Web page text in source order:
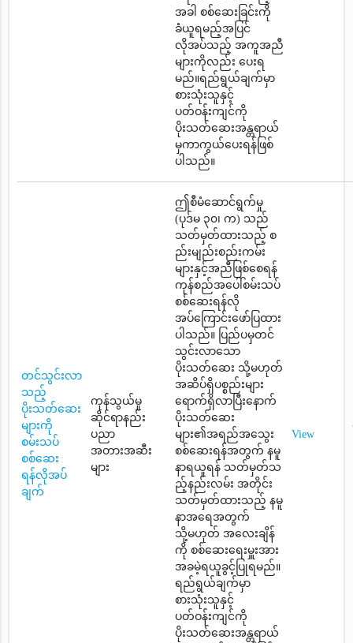
အခါ စစ်ဆေးခြင်းကို
ခံယူရမည့်အပြင်
လိုအပ်သည့် အကူအညီ
များကိုလည်း ပေးရ
မည်။ရည်ရွယ်ချက်မှာ
စားသုံးသူနှင့်
ပတ်ဝန်းကျင်ကို
ပိုးသတ်ဆေးအန္တရာယ်
မှကာကွယ်ပေးရန်ဖြစ်
ပါသည်။
တင်သွင်းလာ
သည့်
ပိုးသတ်ဆေး
များကို
စမ်းသပ်
စစ်ဆေး
ရန်လိုအပ်
ချက်
ကုန်သွယ်မှု
ဆိုင်ရာနည်း
ပညာ
အတားအဆီး
များ
ဤစီမံဆောင်ရွက်မှု
(ပုဒ်မ ၃၀၊ က) သည်
သတ်မှတ်ထားသည့် စ
ည်းမျည်းစည်းကမ်း
များနှင့်အညီဖြစ်စေရန်
ကုန်စည်အပေါ်စမ်းသပ်
စစ်ဆေးရန်လို
အပ်ကြောင်းဖော်ပြထား
ပါသည်။ ပြည်ပမှတင်
သွင်းလာသော
ပိုးသတ်ဆေး သို့မဟုတ်
အဆိပ်ရှိပစ္စည်းများ
ရောက်ရှိလာပြီးနောက်
ပိုးသတ်ဆေး
များ၏အရည်အသွေး
စစ်ဆေးရန်အတွက် နမူ
နာရယူရန် သတ်မှတ်သ
ည့်နည်းလမ်း အတိုင်း
သတ်မှတ်ထားသည့် နမူ
နာအရေအတွက်
သို့မဟုတ် အလေးချိန်
ကို စစ်ဆေးရေးမှူးအား
အခမဲ့ရယူခွင့်ပြုရမည်။
ရည်ရွယ်ချက်မှာ
စားသုံးသူနှင့်
ပတ်ဝန်းကျင်ကို
ပိုးသတ်ဆေးအန္တရာယ်
View